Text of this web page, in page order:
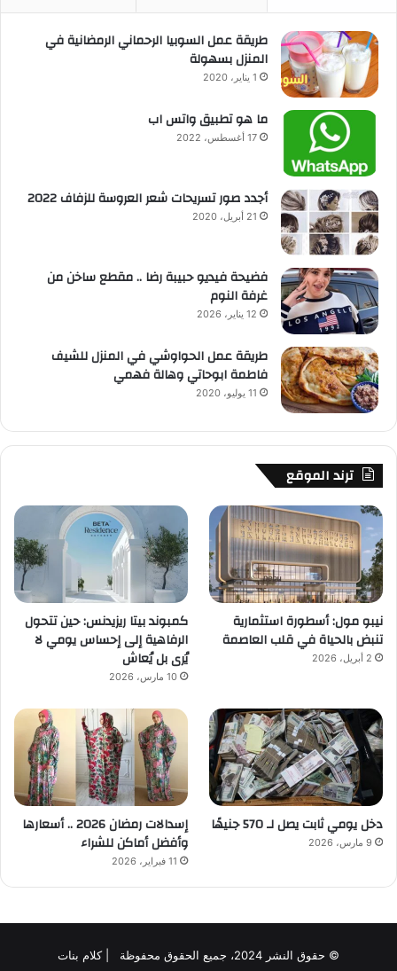
طريقة عمل السوبيا الرحماني الرمضانية في
المنزل بسهولة
1 يناير، 2020
ما هو تطبيق واتس اب
17 أغسطس، 2022
أجدد صور تسريحات شعر العروسة للزفاف 2022
21 أبريل، 2020
فضيحة فيديو حبيبة رضا .. مقطع ساخن من
غرفة النوم
12 يناير، 2026
طريقة عمل الحواوشي في المنزل للشيف
فاطمة ابوحاتي وهالة فهمي
11 يوليو، 2020
ترند الموقع
نيبو مول: أسطورة استثمارية
تنبض بالحياة في قلب العاصمة
2 أبريل، 2026
كمبوند بيتا ريزيدنس: حين تتحول
الرفاهية إلى إحساس يومي لا
يُرى بل يُعاش
10 مارس، 2026
دخل يومي ثابت يصل لـ 570 جنيهًا
9 مارس، 2026
إسدالات رمضان 2026 .. أسعارها
وأفضل أماكن للشراء
11 فبراير، 2026
© حقوق النشر 2024، جميع الحقوق محفوظة | كلام بنات